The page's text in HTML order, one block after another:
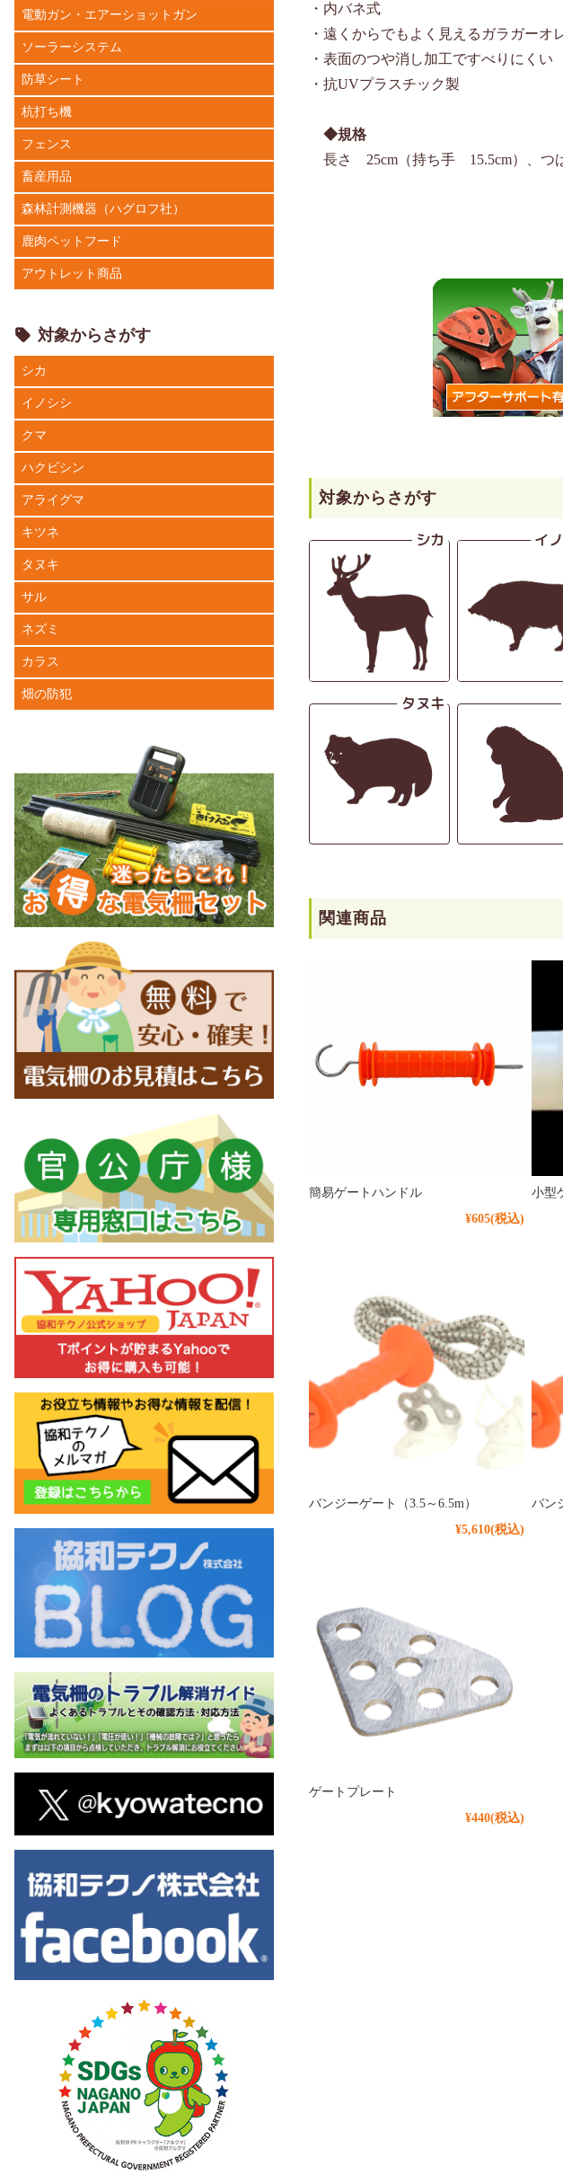
・内バネ式
・遠くからでもよく見えるガラガーオ
・表面のつや消し加工ですべりにくい
・抗UVプラスチック製
◆規格
長さ 25cm（持ち手 15.5cm）、つ
対象からさがす
関連商品
簡易ゲートハンドル
¥605(税込)
小型
バンジーゲート（3.5～6.5m）
¥5,610(税込)
バン
ゲートプレート
¥440(税込)
電動ガン・エアーショットガン
ソーラーシステム
防草シート
杭打ち機
フェンス
畜産用品
森林計測機器（ハグロフ社）
鹿肉ペットフード
アウトレット商品
対象からさがす
シカ
イノシシ
クマ
ハクビシン
アライグマ
キツネ
タヌキ
サル
ネズミ
カラス
畑の防犯